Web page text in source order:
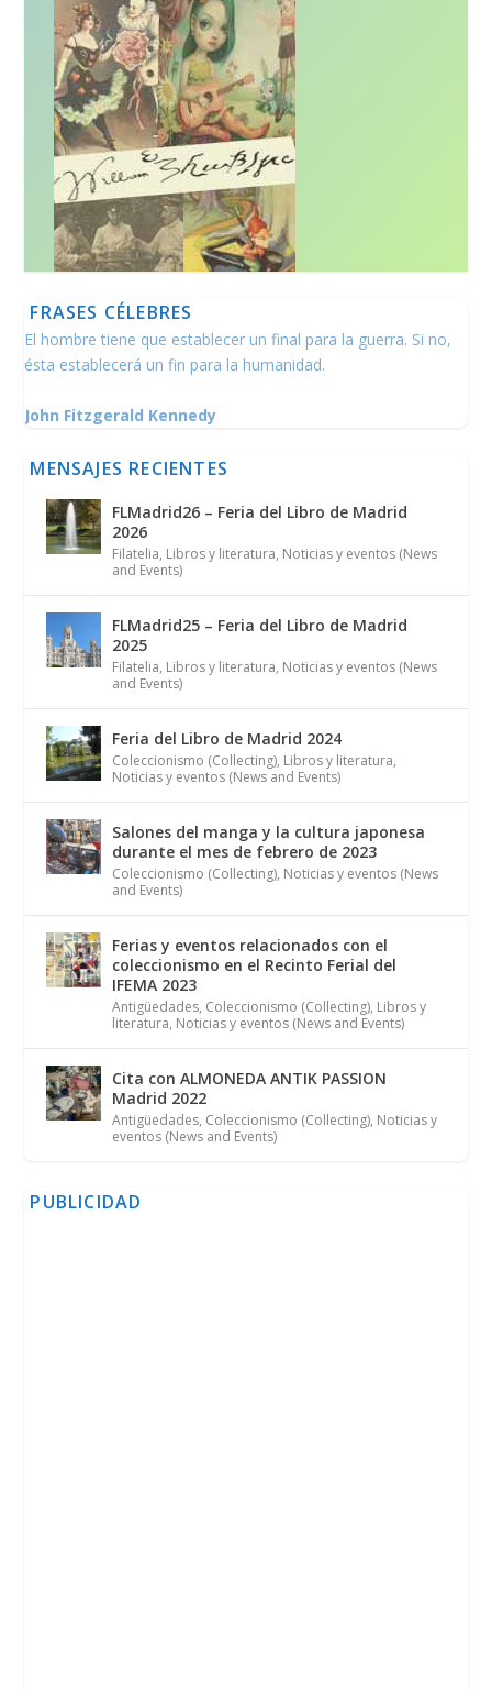
FRASES CÉLEBRES
El hombre tiene que establecer un final para la guerra. Si no,
ésta establecerá un fin para la humanidad.
John Fitzgerald Kennedy
MENSAJES RECIENTES
FLMadrid26 – Feria del Libro de Madrid
2026
Filatelia, Libros y literatura, Noticias y eventos (News
and Events)
FLMadrid25 – Feria del Libro de Madrid
2025
Filatelia, Libros y literatura, Noticias y eventos (News
and Events)
Feria del Libro de Madrid 2024
Coleccionismo (Collecting), Libros y literatura,
Noticias y eventos (News and Events)
Salones del manga y la cultura japonesa
durante el mes de febrero de 2023
Coleccionismo (Collecting), Noticias y eventos (News
and Events)
Ferias y eventos relacionados con el
coleccionismo en el Recinto Ferial del
IFEMA 2023
Antigüedades, Coleccionismo (Collecting), Libros y
literatura, Noticias y eventos (News and Events)
Cita con ALMONEDA ANTIK PASSION
Madrid 2022
Antigüedades, Coleccionismo (Collecting), Noticias y
eventos (News and Events)
PUBLICIDAD